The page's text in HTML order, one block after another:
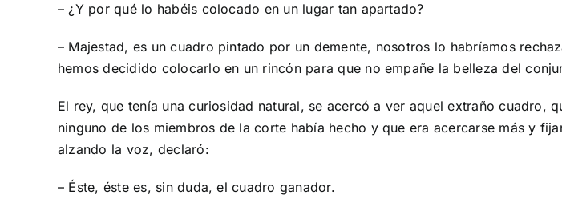
– ¿Y por qué lo habéis colocado en un lugar tan apartado?
– Majestad, es un cuadro pintado por un demente, nosotros lo habríamos
hemos decidido colocarlo en un rincón para que no empañe la belleza del
El rey, que tenía una curiosidad natural, se acercó a ver aquel extraño cuadro,
ninguno de los miembros de la corte había hecho y que era acercarse más y
alzando la voz, declaró:
– Éste, éste es, sin duda, el cuadro ganador.